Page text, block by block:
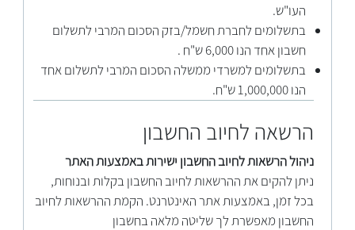
העו"ש.
בתשלומים לחברת חשמל/בזק הסכום המרבי לתשלום
חשבון אחד הנו 6,000 ש"ח .
בתשלומים למשרדי ממשלה הסכום המרבי לתשלום אחד
הנו 1,000,000 ש"ח.
הרשאה לחיוב החשבון
ניהול הרשאות לחיוב החשבון ישירות באמצעות האתר
ניתן להקים את ההרשאות לחיוב החשבון בקלות ובנוחות,
בכל זמן, באמצעות אתר האינטרנט. הקמת ההרשאות לחיוב
החשבון מאפשרת לך שליטה מלאה בחשבון